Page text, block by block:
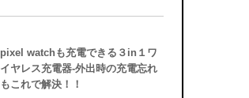
pixel watchも充電できる３in１ワ
イヤレス充電器-外出時の充電忘れ
もこれで解決！！